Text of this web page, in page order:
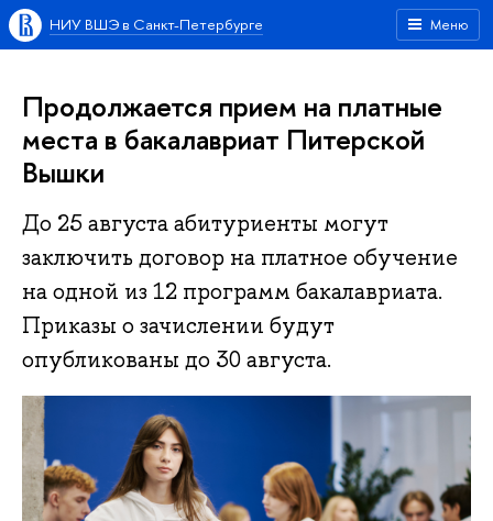
Меню
НИУ ВШЭ в Санкт-Петербурге
Продолжается прием на платные
места в бакалавриат Питерской
Вышки
До 25 августа абитуриенты могут
заключить договор на платное обучение
на одной из 12 программ бакалавриата.
Приказы о зачислении будут
опубликованы до 30 августа.